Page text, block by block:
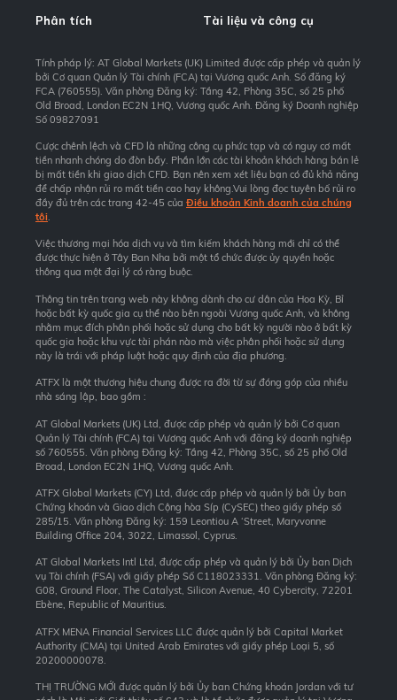
Phân tích Tài liệu và công cụ
Tính pháp lý: AT Global Markets (UK) Limited được cấp phép và quản lý
bởi Cơ quan Quản lý Tài chính (FCA) tại Vương quốc Anh. Số đăng ký
FCA (760555). Văn phòng Đăng ký: Tầng 42, Phòng 35C, số 25 phố
Old Broad, London EC2N 1HQ, Vương quốc Anh. Đăng ký Doanh nghiệp
Số 09827091
Cược chênh lệch và CFD là những công cụ phức tạp và có nguy cơ mất
tiền nhanh chóng do đòn bẩy. Phần lớn các tài khoản khách hàng bán lẻ
bị mất tiền khi giao dịch CFD. Bạn nên xem xét liệu bạn có đủ khả năng
để chấp nhận rủi ro mất tiền cao hay không.Vui lòng đọc tuyên bố rủi ro
đầy đủ trên các trang 42-45 của Điều khoản Kinh doanh của chúng
tôi.
Việc thương mại hóa dịch vụ và tìm kiếm khách hàng mới chỉ có thể
được thực hiện ở Tây Ban Nha bởi một tổ chức được ủy quyền hoặc
thông qua một đại lý có ràng buộc.
Thông tin trên trang web này không dành cho cư dân của Hoa Kỳ, Bỉ
hoặc bất kỳ quốc gia cụ thể nào bên ngoài Vương quốc Anh, và không
nhằm mục đích phân phối hoặc sử dụng cho bất kỳ người nào ở bất kỳ
quốc gia hoặc khu vực tài phán nào mà việc phân phối hoặc sử dụng
này là trái với pháp luật hoặc quy định của địa phương.
ATFX là một thương hiệu chung được ra đời từ sự đóng góp của nhiều
nhà sáng lập, bao gồm :
AT Global Markets (UK) Ltd, được cấp phép và quản lý bởi Cơ quan
Quản lý Tài chính (FCA) tại Vương quốc Anh với đăng ký doanh nghiệp
số 760555. Văn phòng Đăng ký: Tầng 42, Phòng 35C, số 25 phố Old
Broad, London EC2N 1HQ, Vương quốc Anh.
ATFX Global Markets (CY) Ltd, được cấp phép và quản lý bởi Ủy ban
Chứng khoán và Giao dịch Cộng hòa Síp (CySEC) theo giấy phép số
285/15. Văn phòng Đăng ký: 159 Leontiou A ‘Street, Maryvonne
Building Office 204, 3022, Limassol, Cyprus.
AT Global Markets Intl Ltd, được cấp phép và quản lý bởi Ủy ban Dịch
vụ Tài chính (FSA) với giấy phép Số C118023331. Văn phòng Đăng ký:
G08, Ground Floor, The Catalyst, Silicon Avenue, 40 Cybercity, 72201
Ebène, Republic of Mauritius.
ATFX MENA Financial Services LLC được quản lý bởi Capital Market
Authority (CMA) tại United Arab Emirates với giấy phép Loại 5, số
20200000078.
THỊ TRƯỜNG MỚI được quản lý bởi Ủy ban Chứng khoán Jordan với tư